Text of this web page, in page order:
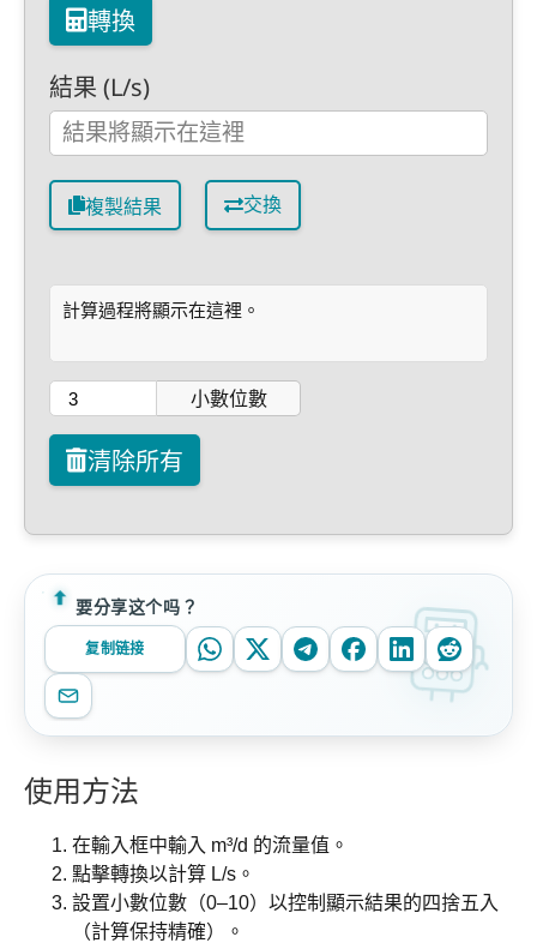
轉換
結果 (L/s)
複製結果 交換
計算過程將顯示在這裡。
小數位數
清除所有
要分享这个吗？
复制链接
使用方法
在輸入框中輸入 m³/d 的流量值。
點擊轉換以計算 L/s。
設置小數位數（0–10）以控制顯示結果的四捨五入
（計算保持精確）。